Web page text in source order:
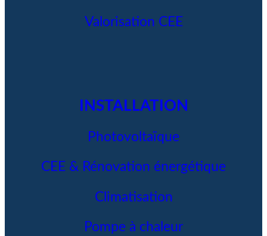
Valorisation CEE
INSTALLATION
Photovoltaïque
CEE & Rénovation énergétique
Climatisation
Pompe à chaleur